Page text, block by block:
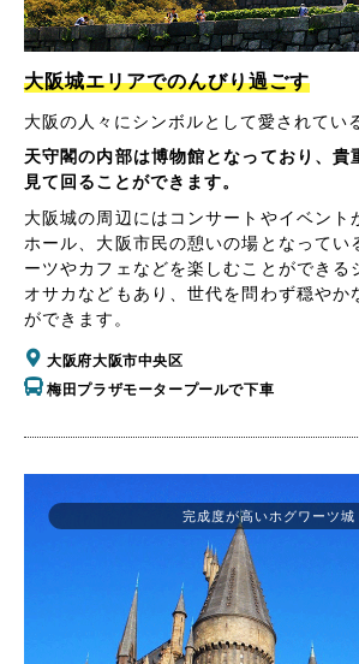
大阪城エリアでのんびり過ごす
大阪の人々にシンボルとして愛されてい
天守閣の内部は博物館となっており、貴
見て回ることができます。
大阪城の周辺にはコンサートやイベント
ホール、大阪市民の憩いの場となってい
ーツやカフェなどを楽しむことができる
オサカなどもあり、世代を問わず穏やか
ができます。
大阪府大阪市中央区
梅田プラザモータープールで下車
完成度が高いホグワーツ城